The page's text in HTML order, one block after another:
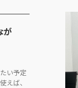
が
い予定
えば、